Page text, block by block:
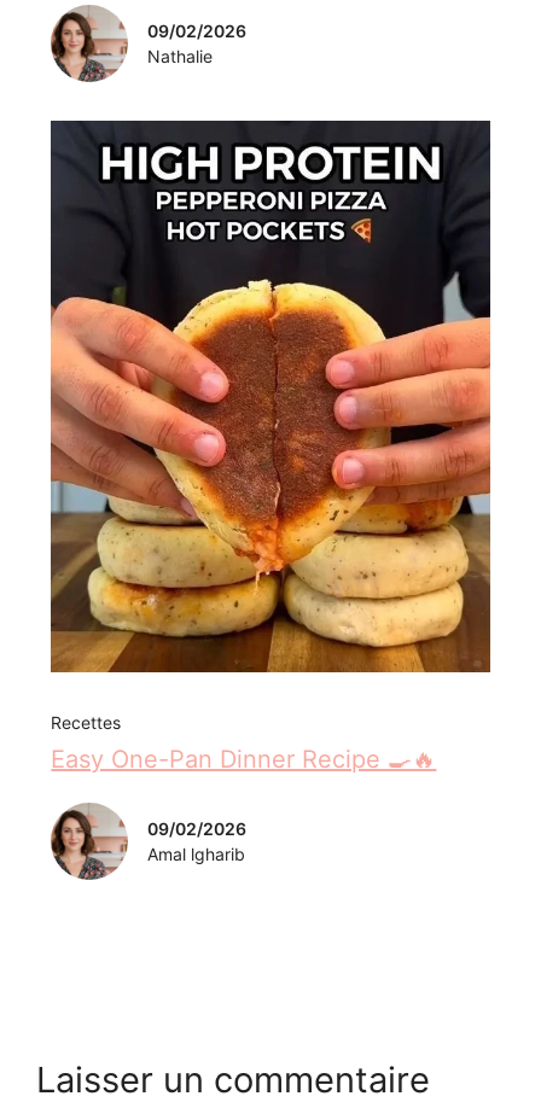
09/02/2026
Nathalie
Recettes
Easy One-Pan Dinner Recipe 🍳🔥
09/02/2026
Amal lgharib
Laisser un commentaire